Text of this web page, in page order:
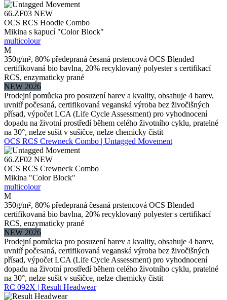
66.ZF03 NEW
OCS RCS Hoodie Combo
Mikina s kapucí "Color Block"
multicolour
M
350g/m², 80% předepraná česaná prstencová OCS Blended
certifikovaná bio bavlna, 20% recyklovaný polyester s certifikací
RCS, enzymaticky prané
NEW 2026
Prodejní pomůcka pro posuzení barev a kvality, obsahuje 4 barev,
uvnitř počesaná, certifikovaná veganská výroba bez živočišných
přísad, výpočet LCA (Life Cycle Assessment) pro vyhodnocení
dopadu na životní prostředí během celého životního cyklu, pratelné
na 30°, nelze sušit v sušičce, nelze chemicky čistit
OCS RCS Crewneck Combo | Untagged Movement
66.ZF02 NEW
OCS RCS Crewneck Combo
Mikina "Color Block"
multicolour
M
350g/m², 80% předepraná česaná prstencová OCS Blended
certifikovaná bio bavlna, 20% recyklovaný polyester s certifikací
RCS, enzymaticky prané
NEW 2026
Prodejní pomůcka pro posuzení barev a kvality, obsahuje 4 barev,
uvnitř počesaná, certifikovaná veganská výroba bez živočišných
přísad, výpočet LCA (Life Cycle Assessment) pro vyhodnocení
dopadu na životní prostředí během celého životního cyklu, pratelné
na 30°, nelze sušit v sušičce, nelze chemicky čistit
RC 092X | Result Headwear